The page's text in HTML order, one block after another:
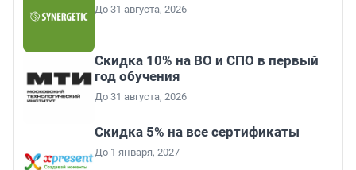
До 31 августа, 2026
Скидка 10% на ВО и СПО в первый
год обучения
До 31 августа, 2026
Скидка 5% на все сертификаты
До 1 января, 2027